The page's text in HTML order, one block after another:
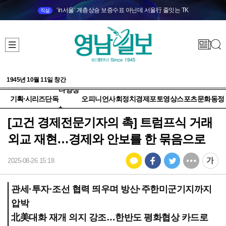
직설 ‘in서울’ 계층상승 보증수표 아닌데 서울行 줄잇는 TK
1945년 10월 11일 창간
기획·시리즈단독
다양성
+
오피니언사회정치 경제 포토영상스포츠문화동정
[고건 경제전문기자의 촉] 트럼프식 거래
외교 재현…경제와 안보를 한 묶음으로
2025-08-26 15:18
관세·투자·조선 협력 띄우며 방산·주한미군기지까지
압박
北美대화 재개 의지 강조…한반도 평화협상 카드로